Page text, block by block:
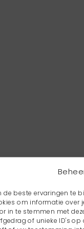
de beste ervaringen te
om informatie over
in te stemmen met
of unieke ID's